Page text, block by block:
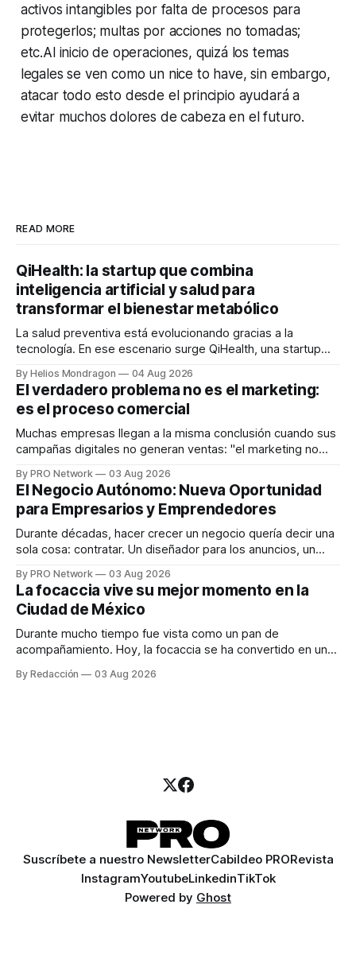
activos intangibles por falta de procesos para
protegerlos; multas por acciones no tomadas;
etc.Al inicio de operaciones, quizá los temas
legales se ven como un nice to have, sin embargo,
atacar todo esto desde el principio ayudará a
evitar muchos dolores de cabeza en el futuro.
READ MORE
QiHealth: la startup que combina
inteligencia artificial y salud para
transformar el bienestar metabólico
La salud preventiva está evolucionando gracias a la
tecnología. En ese escenario surge QiHealth, una startup
dispositivos inteligentes, inteligencia artificial y monitoreo
en tiempo real para ayudar a las personas a tomar mejores
decisiones sobre su salud metabólica. Su propuesta busca
responder
By Helios Mondragon 04 Aug 2026
El verdadero problema no es el marketing:
es el proceso comercial
Muchas empresas llegan a la misma conclusión cuando sus
campañas digitales no generan ventas: "el marketing no
INTERIUS, el problema suele estar en otro lugar. Durante
una entrevista para el podcast SER PRO, el especialista en
marketing digital explicó que
By PRO Network 03 Aug 2026
El Negocio Autónomo: Nueva Oportunidad
para Empresarios y Emprendedores
Durante décadas, hacer crecer un negocio quería decir una
sola cosa: contratar. Un diseñador para los anuncios, un
para los textos, alguien que supiera de publicidad digital
para encontrar prospectos, un vendedor para atender
llamadas y mensajes, y —con suerte— una persona
By PRO Network 03 Aug 2026
La focaccia vive su mejor momento en la
Ciudad de México
Durante mucho tiempo fue vista como un pan de
acompañamiento. Hoy, la focaccia se ha convertido en uno
artesanal, ingredientes de calidad y experiencias que
By Redacción 03 Aug 2026
Suscríbete a nuestro NewsletterCabildeo PRORevista
InstagramYoutubeLinkedinTikTok
Powered by Ghost